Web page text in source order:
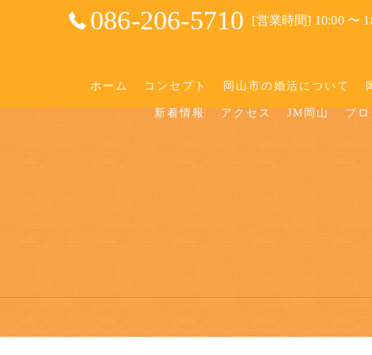
086-206-5710 [営業時間] 10:00 〜
ホーム コンセプト 岡山市の婚活について
新着情報 アクセス JM岡山 ブロ